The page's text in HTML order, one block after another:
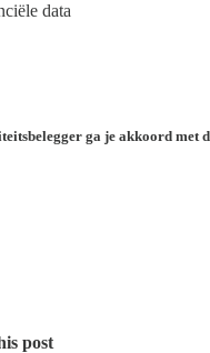
data
ga je akkoord met
post